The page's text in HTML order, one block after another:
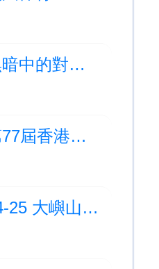
學校相片更新:黑暗中的對話體驗
學校獎項更新:第77屆香港學校音樂節 第三名及銀獎
學校相片更新:24-25 大嶼山區小學校際籃球比賽